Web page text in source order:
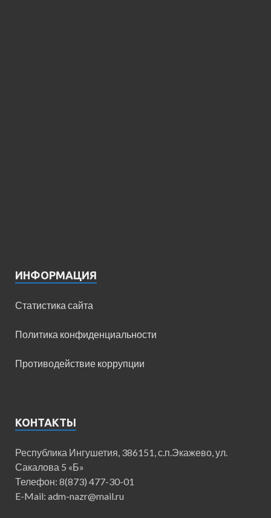
ИНФОРМАЦИЯ
Статистика сайта
Политика конфиденциальности
Противодействие коррупции
КОНТАКТЫ
Республика Ингушетия, 386151, с.п.Экажево, ул.
Сакалова 5 «Б»
Телефон: 8(873) 477-30-01
E-Mail: adm-nazr@mail.ru